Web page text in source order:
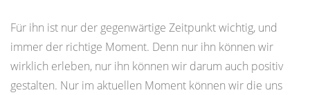
Für ihn ist nur der gegenwärtige Zeitpunkt wichtig, und
immer der richtige Moment. Denn nur ihn können wir
wirklich erleben, nur ihn können wir darum auch positiv
gestalten. Nur im aktuellen Moment können wir die uns